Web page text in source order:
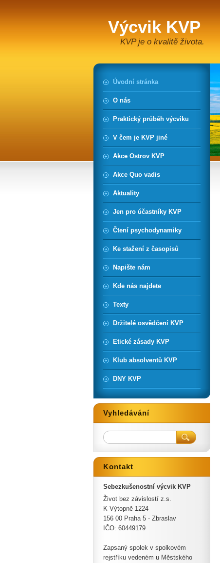
Výcvik KVP
KVP je o kvalitě života.
Úvodní stránka
O nás
Praktický průběh výcviku
V čem je KVP jiné
Akce Ostrov KVP
Akce Quo vadis
Aktuality
Jen pro účastníky KVP
Čtení psychodynamiky
Ke stažení z časopisů
Napište nám
Kde nás najdete
Texty
Držitelé osvědčení KVP
Etické zásady KVP
Klub absolventů KVP
DNY KVP
Vyhledávání
Kontakt
Sebezkušenostní výcvik KVP
Život bez závislostí z.s.
K Výtopně 1224
156 00 Praha 5 - Zbraslav
IČO: 60449179
Zapsaný spolek v spolkovém
rejstříku vedeném u Městského